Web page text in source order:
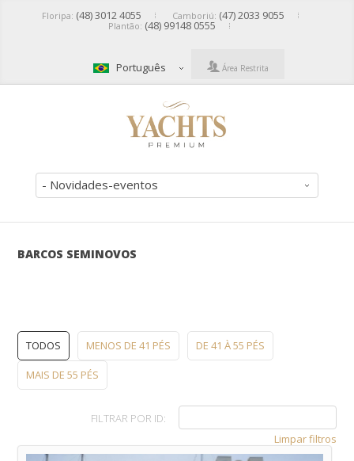
Floripa: (48) 3012 4055 Camboriú: (47) 2033 9055
Plantão: (48) 99148 0555
Português Área Restrita
- Novidades-eventos
BARCOS SEMINOVOS
TODOS MENOS DE 41 PÉS DE 41 À 55 PÉS
MAIS DE 55 PÉS
FILTRAR POR ID:
Limpar filtros